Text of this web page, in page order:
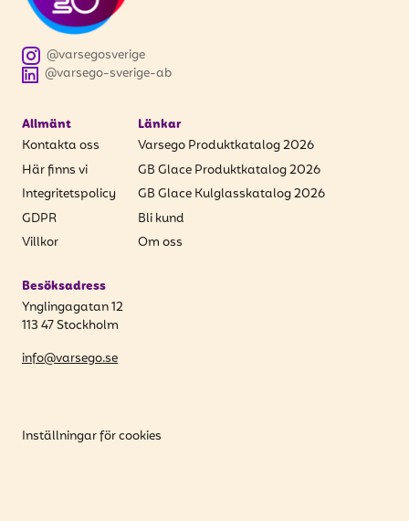
@varsego-sverige-ab
@varsegosverige
Allmänt
Kontakta oss
Här finns vi
Integritetspolicy
GDPR
Villkor
Länkar
Varsego Produktkatalog 2026
GB Glace Produktkatalog 2026
GB Glace Kulglasskatalog 2026
Bli kund
Om oss
Besöksadress
Ynglingagatan 12
113 47 Stockholm
info@varsego.se
Inställningar för cookies